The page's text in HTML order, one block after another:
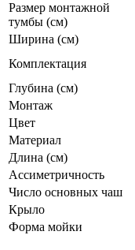
Размер монтажной
тумбы (см)
Ширина (см)
Комплектация
Глубина (см)
Монтаж
Цвет
Материал
Длина (см)
Ассиметричность
Число основных чаш
Крыло
Форма мойки